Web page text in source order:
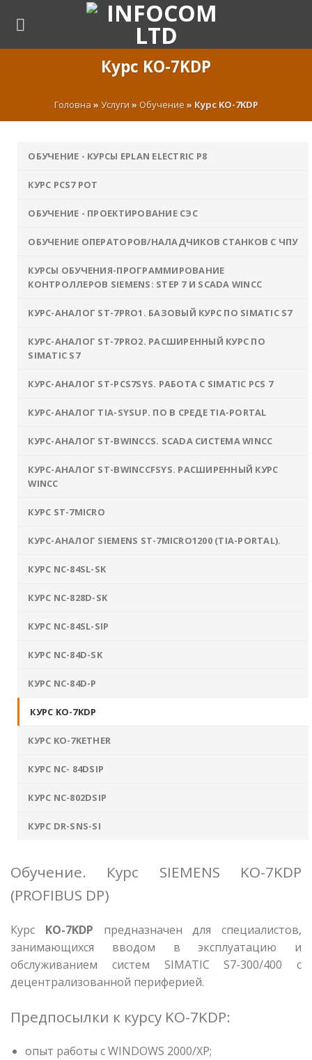
Курс KO-7KDP
Головна»Услуги»Обучение» Курс KO-7KDP
ОБУЧЕНИЕ - КУРСЫ EPLAN ELECTRIC P8
КУРС PCS7 POT
ОБУЧЕНИЕ - ПРОЕКТИРОВАНИЕ СЭС
ОБУЧЕНИЕ ОПЕРАТОРОВ/НАЛАДЧИКОВ СТАНКОВ С ЧПУ
КУРСЫ ОБУЧЕНИЯ-ПРОГРАММИРОВАНИЕ
КОНТРОЛЛЕРОВ SIEMENS: STEP 7 И SCADA WINCC
КУРС-АНАЛОГ ST-7PRО1. БАЗОВЫЙ КУРС ПО SIMATIC S7
КУРС-АНАЛОГ ST-7PRО2. РАСШИРЕННЫЙ КУРС ПО
SIMATIC S7
КУРС-АНАЛОГ ST-PCS7SYS. РАБОТА С SIMATIC PCS 7
КУРС-АНАЛОГ TIA-SYSUP. ПО В СРЕДЕ TIA-PORTAL
КУРС-АНАЛОГ ST-BWINCCS. SCADA СИСТЕМА WINCC
КУРС-АНАЛОГ ST-BWINCCFSYS. РАСШИРЕННЫЙ КУРС
WINCC
КУРС ST-7MICRO
КУРС-АНАЛОГ SIEMENS ST-7MICRO1200 (TIA-PORTAL).
КУРС NC-84SL-SK
КУРС NC-828D-SK
КУРС NC-84SL-SIP
КУРС NC-84D-SK
КУРС NC-84D-P
КУРС KO-7KDP
КУРС KO-7KETHER
КУРС NC- 84DSIP
КУРС NC-802DSIP
КУРС DR-SNS-SI
Обучение. Курс SIEMENS KO-7KDP
(PROFIBUS DP)
Курс KO-7KDP предназначен для специалистов,
занимающихся вводом в эксплуатацию и
обслуживанием систем SIMATIC S7-300/400 с
децентрализованной периферией.
Предпосылки к курсу KO-7KDP:
опыт работы с WINDOWS 2000/ХР;